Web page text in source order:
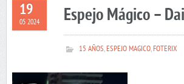
19
05 2024 Espejo Mágico –
15 AÑOS,ESPEJO MAGICO,FOTERIX